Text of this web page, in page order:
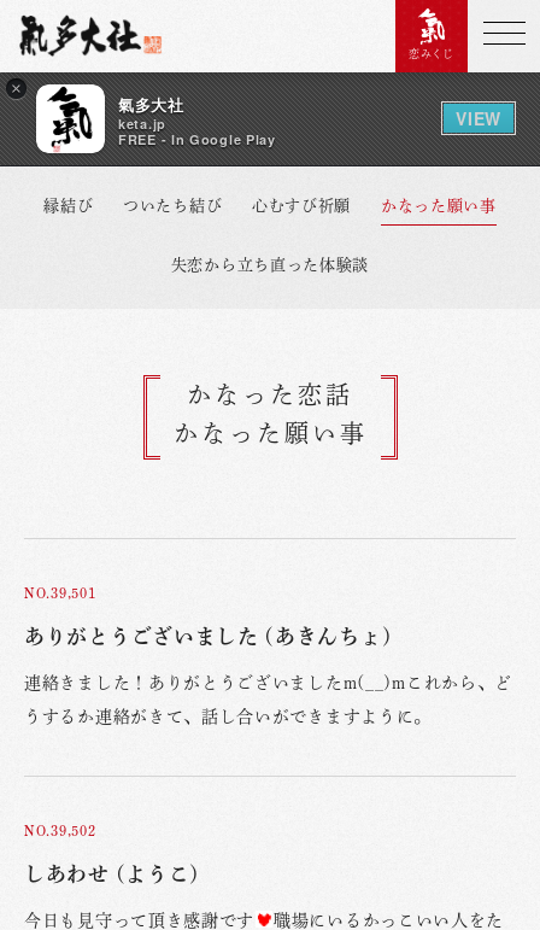
×
氣多大社
keta.jp
FREE - In Google Play
VIEW
恋みくじ
縁結び ついたち結び 心むすび祈願 かなった願い事
失恋から立ち直った体験談
かなった恋話
かなった願い事
NO.39,501
ありがとうございました (あきんちょ)
連絡きました！ありがとうございましたm(__)mこれから、ど
うするか連絡がきて、話し合いができますように。
NO.39,502
しあわせ (ようこ)
今日も見守って頂き感謝です
職場にいるかっこいい人をた